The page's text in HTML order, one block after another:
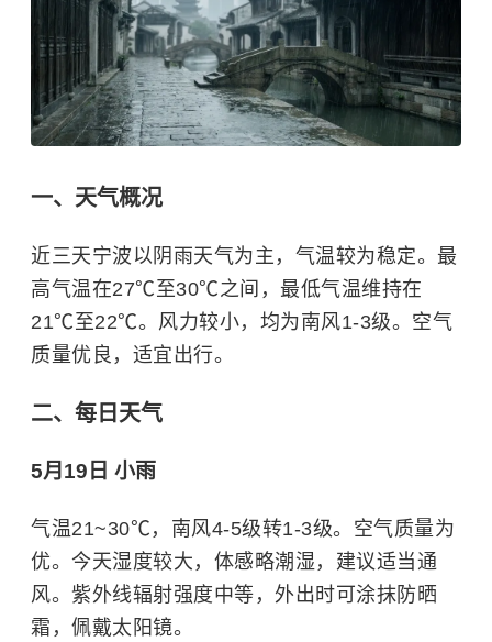
一、天气概况
近三天宁波以阴雨天气为主，气温较为稳定。最
高气温在27℃至30℃之间，最低气温维持在
21℃至22℃。风力较小，均为南风1-3级。空气
质量优良，适宜出行。
二、每日天气
5月19日 小雨
气温21~30℃，南风4-5级转1-3级。空气质量为
优。今天湿度较大，体感略潮湿，建议适当通
风。紫外线辐射强度中等，外出时可涂抹防晒
霜，佩戴太阳镜。